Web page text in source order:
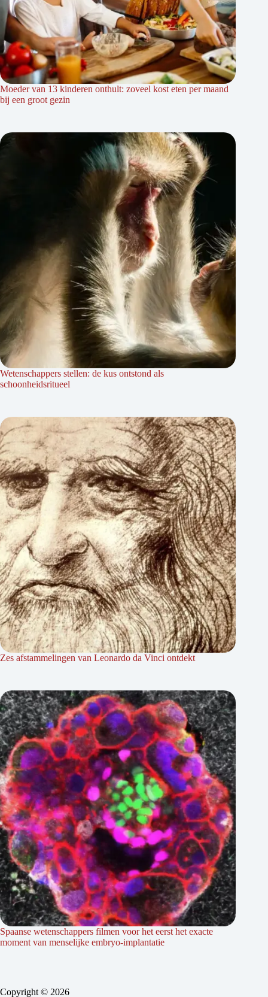
Moeder van 13 kinderen onthult: zoveel kost eten per maand
bij een groot gezin
Wetenschappers stellen: de kus ontstond als
schoonheidsritueel
Zes afstammelingen van Leonardo da Vinci ontdekt
Spaanse wetenschappers filmen voor het eerst het exacte
moment van menselijke embryo-implantatie
Copyright © 2026